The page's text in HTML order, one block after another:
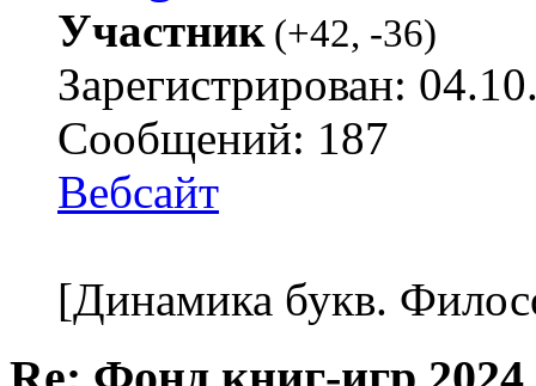
Участник(+42, -36)
Зарегистрирован:
Сообщений: 187
Вебсайт
[Динамика букв.